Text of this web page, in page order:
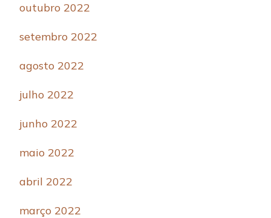
outubro 2022
setembro 2022
agosto 2022
julho 2022
junho 2022
maio 2022
abril 2022
março 2022